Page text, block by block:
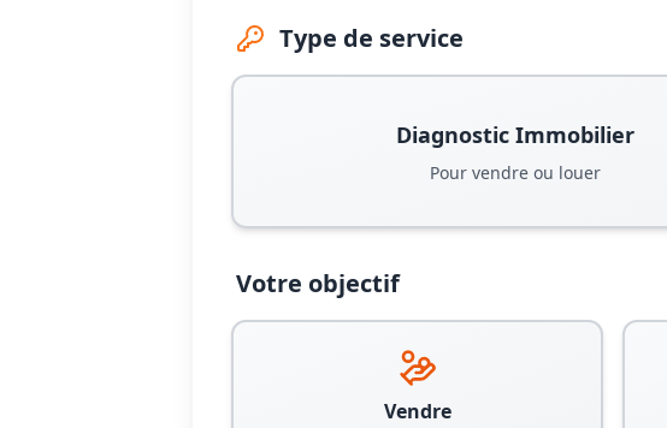
Type de service
Diagnostic Immobilier
Pour vendre ou louer
Votre objectif
Vendre